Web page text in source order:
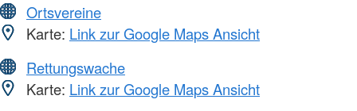
Ortsvereine
Karte: Link zur Google Maps Ansicht
Rettungswache
Karte: Link zur Google Maps Ansicht